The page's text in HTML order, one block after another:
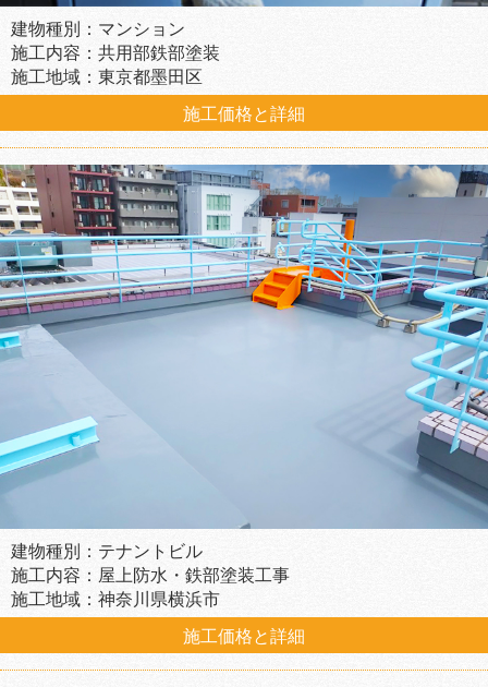
建物種別：マンション
施工内容：共用部鉄部塗装
施工地域：東京都墨田区
施工価格と詳細
建物種別：テナントビル
施工内容：屋上防水・鉄部塗装工事
施工地域：神奈川県横浜市
施工価格と詳細